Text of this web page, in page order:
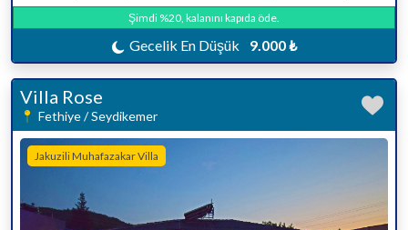
Şimdi %20, kalanını kapıda öde.
Gecelik En Düşük 9.000 ₺
Villa Rose
Fethiye / Seydikemer
Jakuzili Muhafazakar Villa